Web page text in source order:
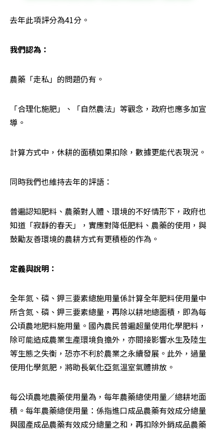
去年此項評分為41分。
我們認為：
農藥「走私」的問題仍有。
「合理化施肥」、「自然農法」等觀念，政府也應多加宣
導。
計算方式中，休耕的面積如果扣除，數據更能代表現況。
同時我們也維持去年的評語：
普遍認知肥料、農藥對人體、環境的不好情形下，政府也
知道「寂靜的春天」，實應對降低肥料、農藥的使用，與
鼓勵友善環境的農耕方式有更積極的作為。
定義與說明：
全年氮、磷、鉀三要素總施用量係計算全年肥料使用量中
所含氮、磷、鉀三要素總量，再除以耕地總面積，即為每
公頃農地肥料施用量。國內農民普遍超量使用化學肥料，
除可能造成農業生產環境負擔外，亦間接影響水生及陸生
等生態之失衡，恐亦不利於農業之永續發展。此外，過量
使用化學氮肥，將助長氧化亞氮溫室氣體排放。
每公頃農地農藥使用量為，每年農藥總使用量／總耕地面
積。每年農藥總使用量：係指進口成品農藥有效成分總量
與國產成品農藥有效成分總量之和，再扣除外銷成品農藥